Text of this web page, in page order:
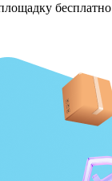
бесплатно